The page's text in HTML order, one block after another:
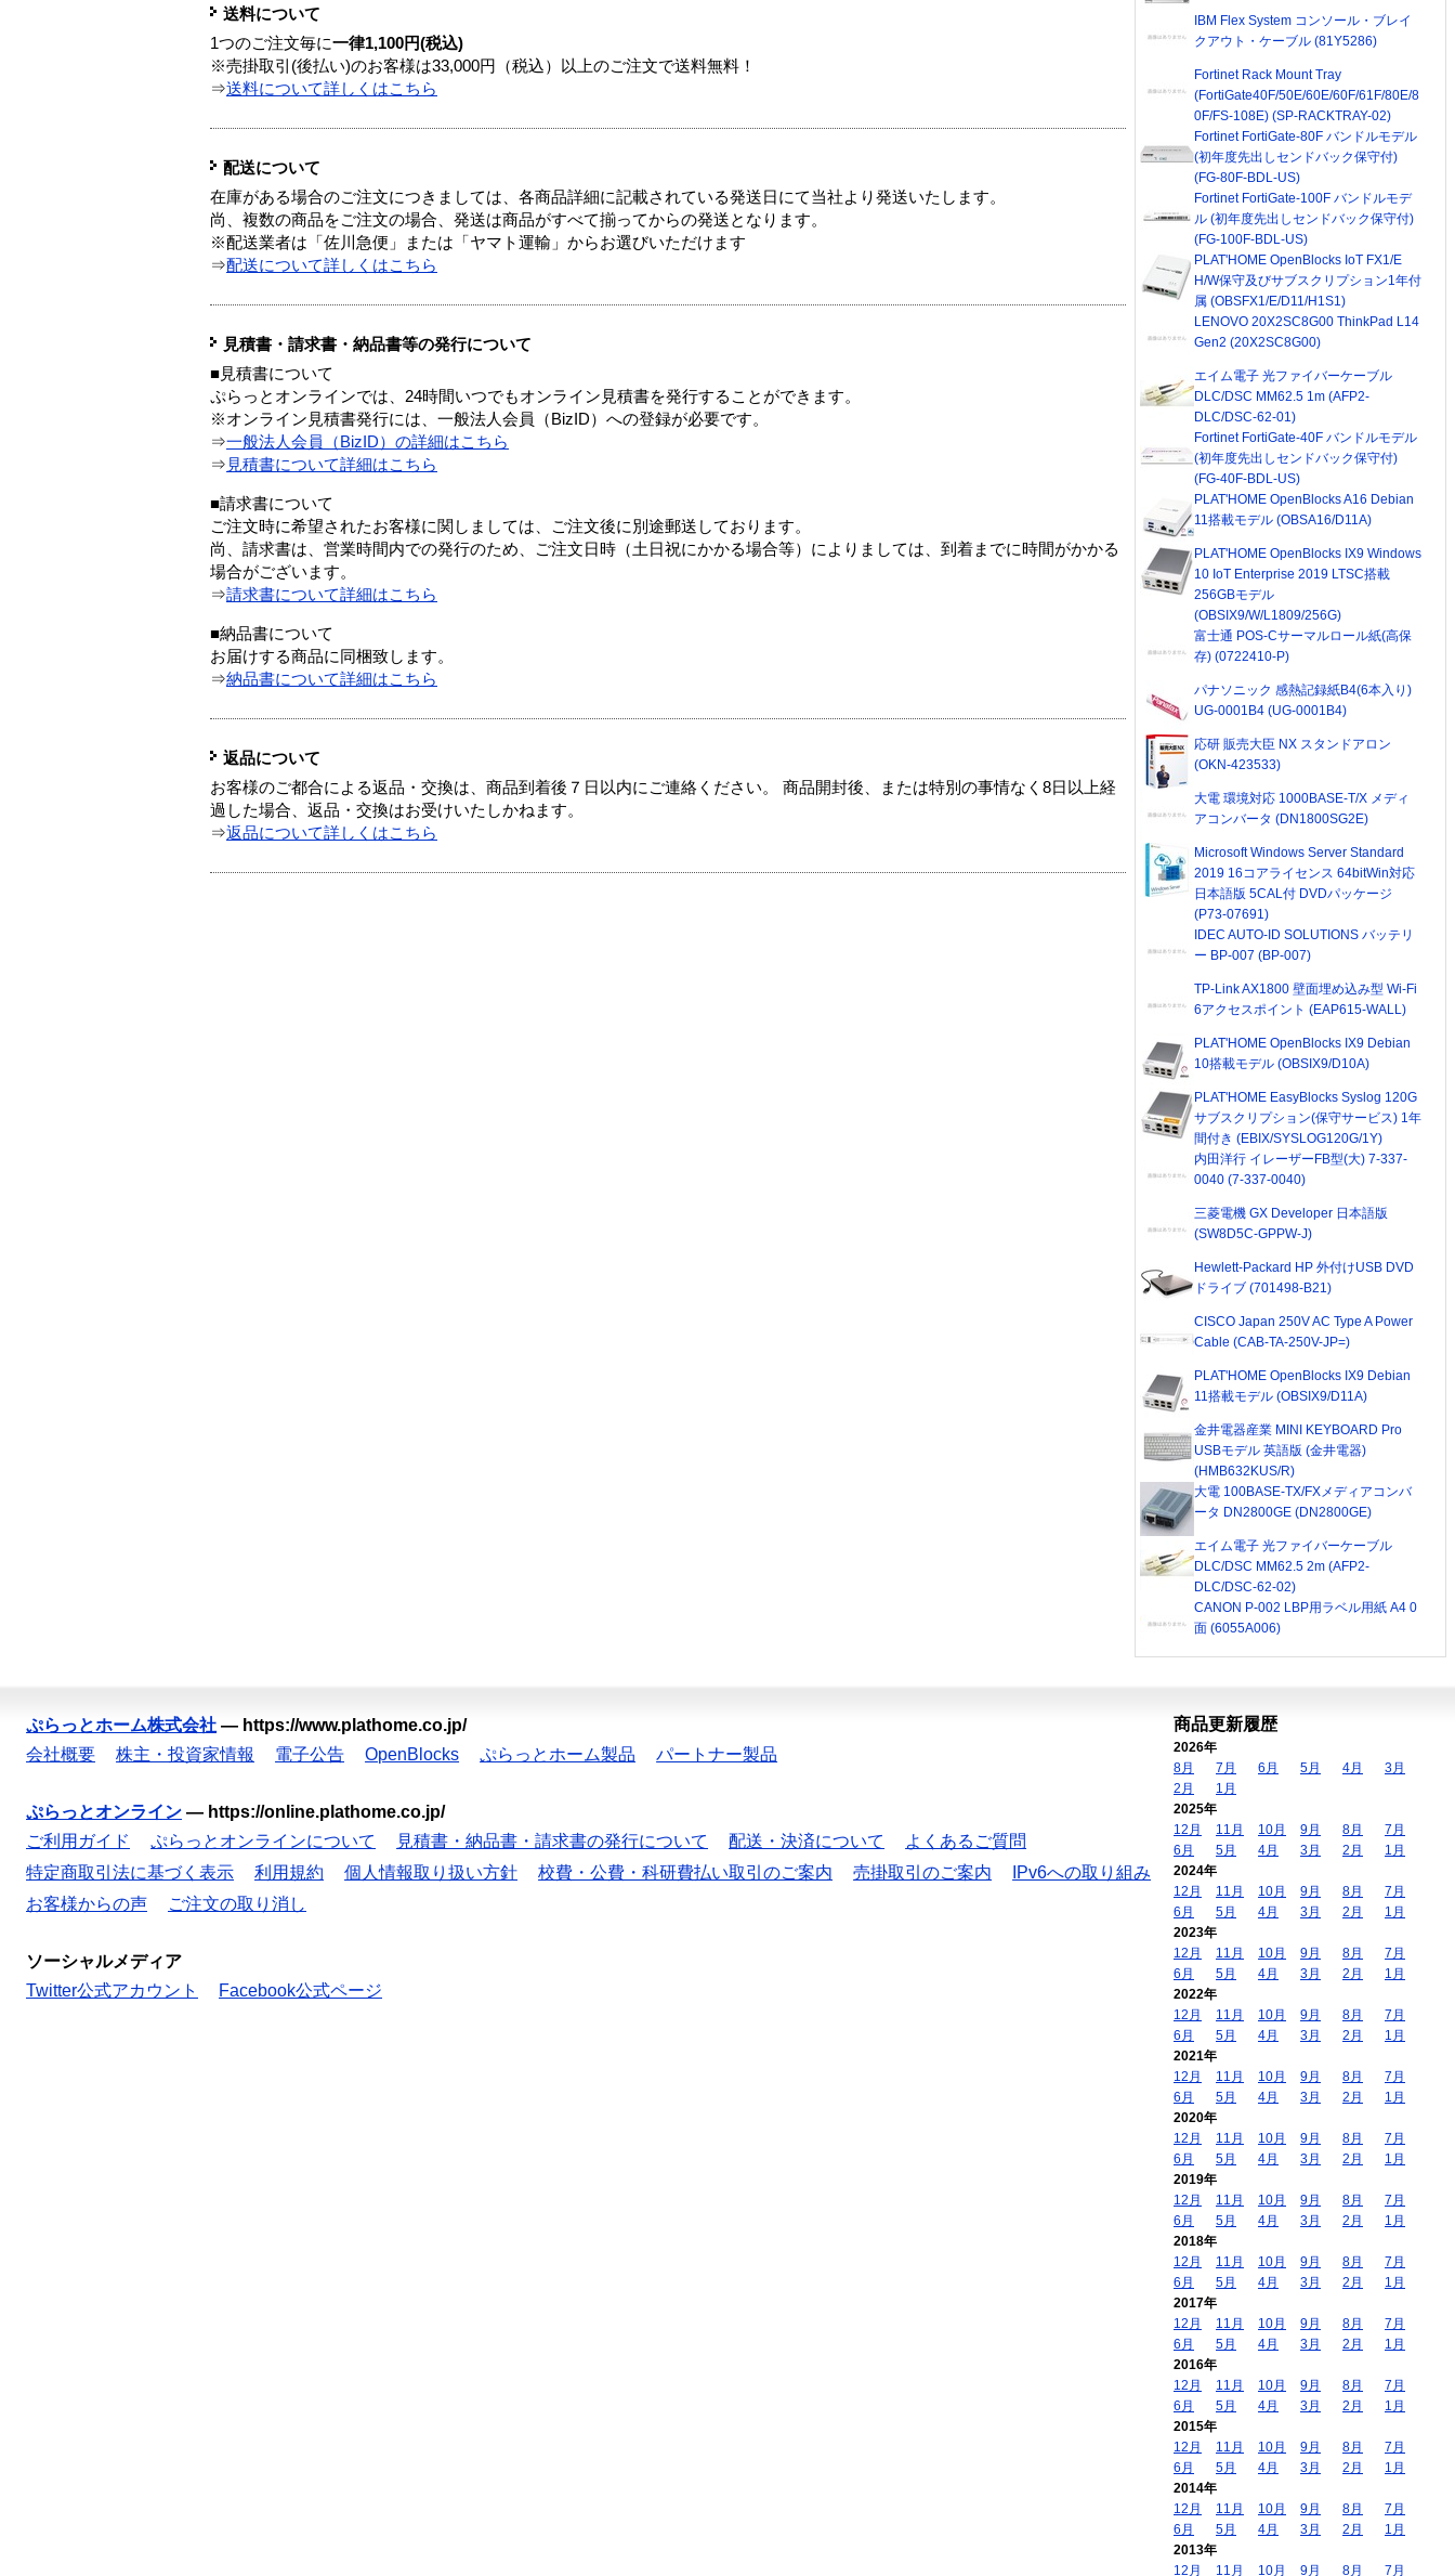
送料について
1つのご注文毎に一律1,100円(税込)
※売掛取引(後払い)のお客様は33,000円（税込）以上のご注文で送料無料！
⇒送料について詳しくはこちら
配送について
在庫がある場合のご注文につきましては、各商品詳細に記載されている発送日にて当社より発送いたします。
尚、複数の商品をご注文の場合、発送は商品がすべて揃ってからの発送となります。
※配送業者は「佐川急便」または「ヤマト運輸」からお選びいただけます
⇒配送について詳しくはこちら
見積書・請求書・納品書等の発行について
■見積書について
ぷらっとオンラインでは、24時間いつでもオンライン見積書を発行することができます。
※オンライン見積書発行には、一般法人会員（BizID）への登録が必要です。
⇒一般法人会員（BizID）の詳細はこちら
⇒ 見積書について詳細はこちら
■請求書について
ご注文時に希望されたお客様に関しましては、ご注文後に別途郵送しております。
尚、請求書は、営業時間内での発行のため、ご注文日時（土日祝にかかる場合等）によりましては、到着までに時間がかかる
場合がございます。
⇒請求書について詳細はこちら
■納品書について
お届けする商品に同梱致します。
⇒納品書について詳細はこちら
返品について
お客様のご都合による返品・交換は、商品到着後７日以内にご連絡ください。 商品開封後、または特別の事情なく8日以上経
過した場合、返品・交換はお受けいたしかねます。
⇒返品について詳しくはこちら
IBM Flex System コンソール・ブレイ
クアウト・ケーブル (81Y5286)
Fortinet Rack Mount Tray
(FortiGate40F/50E/60E/60F/61F/80E/8
0F/FS-108E) (SP-RACKTRAY-02)
Fortinet FortiGate-80F バンドルモデル
(初年度先出しセンドバック保守付)
(FG-80F-BDL-US)
Fortinet FortiGate-100F バンドルモデ
ル (初年度先出しセンドバック保守付)
(FG-100F-BDL-US)
PLAT'HOME OpenBlocks IoT FX1/E
H/W保守及びサブスクリプション1年付
属 (OBSFX1/E/D11/H1S1)
LENOVO 20X2SC8G00 ThinkPad L14
Gen2 (20X2SC8G00)
エイム電子 光ファイバーケーブル
DLC/DSC MM62.5 1m (AFP2-
DLC/DSC-62-01)
Fortinet FortiGate-40F バンドルモデル
(初年度先出しセンドバック保守付)
(FG-40F-BDL-US)
PLAT'HOME OpenBlocks A16 Debian
11搭載モデル (OBSA16/D11A)
PLAT'HOME OpenBlocks IX9 Windows
10 IoT Enterprise 2019 LTSC搭載
256GBモデル
(OBSIX9/W/L1809/256G)
富士通 POS-Cサーマルロール紙(高保
存) (0722410-P)
パナソニック 感熱記録紙B4(6本入り)
UG-0001B4 (UG-0001B4)
応研 販売大臣 NX スタンドアロン
(OKN-423533)
大電 環境対応 1000BASE-T/X メディ
アコンバータ (DN1800SG2E)
Microsoft Windows Server Standard
2019 16コアライセンス 64bitWin対応
日本語版 5CAL付 DVDパッケージ
(P73-07691)
IDEC AUTO-ID SOLUTIONS バッテリ
ー BP-007 (BP-007)
TP-Link AX1800 壁面埋め込み型 Wi-Fi
6アクセスポイント (EAP615-WALL)
PLAT'HOME OpenBlocks IX9 Debian
10搭載モデル (OBSIX9/D10A)
PLAT'HOME EasyBlocks Syslog 120G
サブスクリプション(保守サービス) 1年
間付き (EBIX/SYSLOG120G/1Y)
内田洋行 イレーザーFB型(大) 7-337-
0040 (7-337-0040)
三菱電機 GX Developer 日本語版
(SW8D5C-GPPW-J)
Hewlett-Packard HP 外付けUSB DVD
ドライブ (701498-B21)
CISCO Japan 250V AC Type A Power
Cable (CAB-TA-250V-JP=)
PLAT'HOME OpenBlocks IX9 Debian
11搭載モデル (OBSIX9/D11A)
金井電器産業 MINI KEYBOARD Pro
USBモデル 英語版 (金井電器)
(HMB632KUS/R)
大電 100BASE-TX/FXメディアコンバ
ータ DN2800GE (DN2800GE)
エイム電子 光ファイバーケーブル
DLC/DSC MM62.5 2m (AFP2-
DLC/DSC-62-02)
CANON P-002 LBP用ラベル用紙 A4 0
面 (6055A006)
ぷらっとホーム株式会社 — https://www.plathome.co.jp/
会社概要
株主・投資家情報 電子公告 OpenBlocks ぷらっとホーム製品 パートナー製品
ぷらっとオンライン — https://online.plathome.co.jp/
ご利用ガイド
ぷらっとオンラインについて 見積書・納品書・請求書の発行について 配送・決済について
よくあるご質問
特定商取引法に基づく表示
利用規約 個人情報取り扱い方針 校費・公費・科研費払い取引のご案内 売掛取引のご案内
IPv6への取り組み
お客様からの声
ご注文の取り消し
ソーシャルメディア
Twitter公式アカウント
Facebook公式ページ
商品更新履歴
2026年
8月
7月 6月 5月 4月
3月
2月
1月
2025年
12月
11月 10月 9月 8月
7月
6月
5月 4月 3月 2月
1月
2024年
12月
11月 10月 9月 8月
7月
6月
5月 4月 3月 2月
1月
2023年
12月
11月 10月 9月 8月
7月
6月
5月 4月 3月 2月
1月
2022年
12月
11月 10月 9月 8月
7月
6月
5月 4月 3月 2月
1月
2021年
12月
11月 10月 9月 8月
7月
6月
5月 4月 3月 2月
1月
2020年
12月
11月 10月 9月 8月
7月
6月
5月 4月 3月 2月
1月
2019年
12月
11月 10月 9月 8月
7月
6月
5月 4月 3月 2月
1月
2018年
12月
11月 10月 9月 8月
7月
6月
5月 4月 3月 2月
1月
2017年
12月
11月 10月 9月 8月
7月
6月
5月 4月 3月 2月
1月
2016年
12月
11月 10月 9月 8月
7月
6月
5月 4月 3月 2月
1月
2015年
12月
11月 10月 9月 8月
7月
6月
5月 4月 3月 2月
1月
2014年
12月
11月 10月 9月 8月
7月
6月
5月 4月 3月 2月
1月
2013年
12月
11月 10月 9月 8月 7月